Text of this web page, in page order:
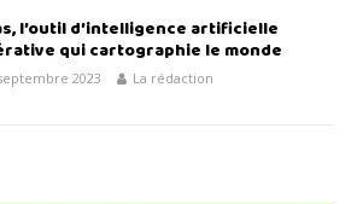
l’outil d’intelligence artificielle
qui cartographie le monde
2023 La rédaction